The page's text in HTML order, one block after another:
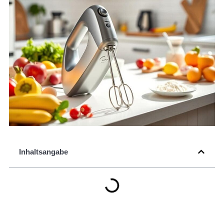
Inhaltsangabe